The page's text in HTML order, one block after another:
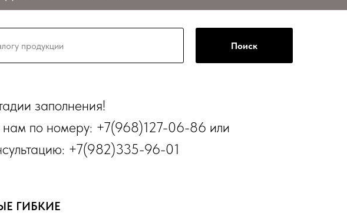
Поиск
заполнения!
нам по номеру: +7(968)127-06-86 или
+7(982)335-96-01
ГИБКИЕ